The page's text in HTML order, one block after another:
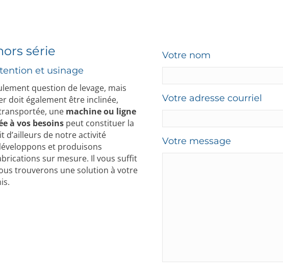
série
et usinage
question de levage, mais
doit également être inclinée,
une machine ou ligne
à vos besoins peut constituer la
d’ailleurs de notre activité
et produisons
sur mesure. Il vous suffit
trouverons une solution à votre
Votre nom
Votre adresse courriel
Votre message